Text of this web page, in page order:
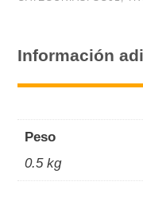
oz,
Información
Peso
0.5 kg